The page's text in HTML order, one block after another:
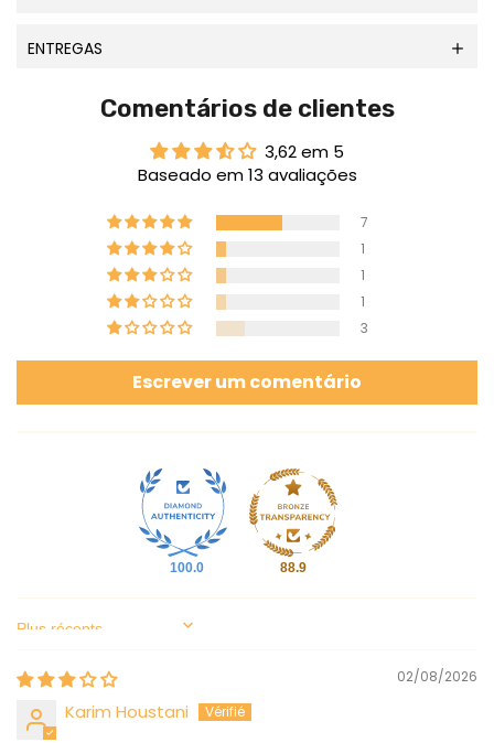
ENTREGAS
Comentários de clientes
3,62 em 5
Baseado em 13 avaliações
7
1
1
1
3
Escrever um comentário
100.0 88.9
Sort by
02/08/2026
Karim Houstani